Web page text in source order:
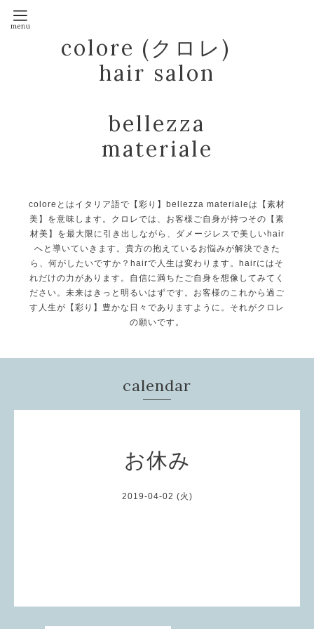
colore (クロレ)
hair salon
bellezza
materiale
coloreとはイタリア語で【彩り】bellezza materialeは【素材
美】を意味します。クロレでは、お客様ご自身が持つその【素
材美】を最大限に引き出しながら、ダメージレスで美しいhair
へと導いていきます。貴方の抱えているお悩みが解決できた
ら、何がしたいですか？hairで人生は変わります。hairにはそ
れだけの力があります。自信に満ちたご自身を想像してみてく
ださい。未来はきっと明るいはずです。お客様のこれから過ご
す人生が【彩り】豊かな日々でありますように。それがクロレ
の願いです。
calendar
お休み
2019-04-02 (火)